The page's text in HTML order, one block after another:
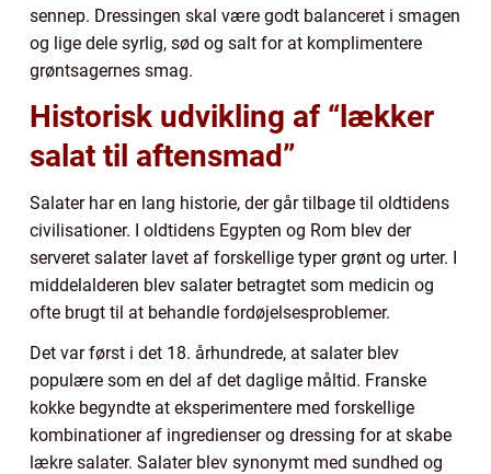
sennep. Dressingen skal være godt balanceret i smagen
og lige dele syrlig, sød og salt for at komplimentere
grøntsagernes smag.
Historisk udvikling af “lækker
salat til aftensmad”
Salater har en lang historie, der går tilbage til oldtidens
civilisationer. I oldtidens Egypten og Rom blev der
serveret salater lavet af forskellige typer grønt og urter. I
middelalderen blev salater betragtet som medicin og
ofte brugt til at behandle fordøjelsesproblemer.
Det var først i det 18. århundrede, at salater blev
populære som en del af det daglige måltid. Franske
kokke begyndte at eksperimentere med forskellige
kombinationer af ingredienser og dressing for at skabe
lækre salater. Salater blev synonymt med sundhed og